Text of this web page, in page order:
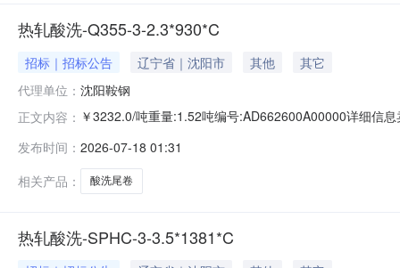
热轧酸洗-Q355-3-2.3*930*C
招标｜招标公告 辽宁省｜沈阳市 其他
其它
代理单位： 沈阳鞍钢
正文内容： ￥3232.0/吨重量:1.52吨编号:AD662600A00000详细信
求产线名称:冷轧1#线锌层重量代码描述:上表面锌层重量
发布时间： 2026-07-18 01:31
相关产品：
酸洗尾卷
热轧酸洗-SPHC-3-3.5*1381*C